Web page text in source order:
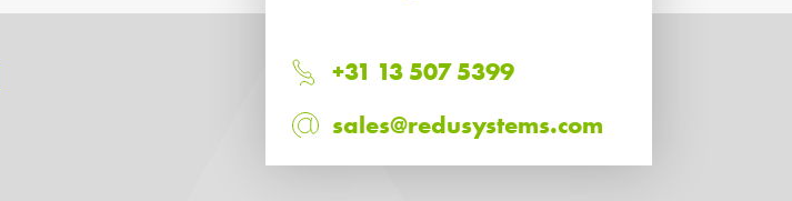
+31 13 507 5399
sales@redusystems.com